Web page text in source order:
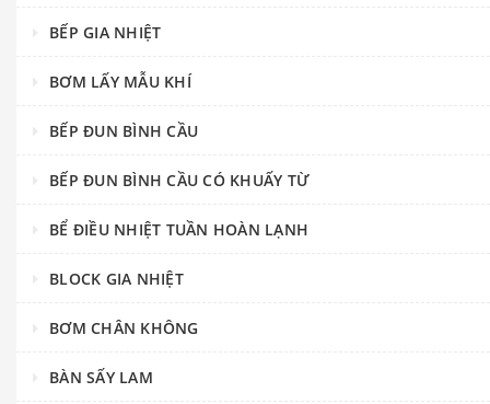
BẾP GIA NHIỆT
BƠM LẤY MẪU KHÍ
BẾP ĐUN BÌNH CẦU
BẾP ĐUN BÌNH CẦU CÓ KHUẤY TỪ
BỂ ĐIỀU NHIỆT TUẦN HOÀN LẠNH
BLOCK GIA NHIỆT
BƠM CHÂN KHÔNG
BÀN SẤY LAM